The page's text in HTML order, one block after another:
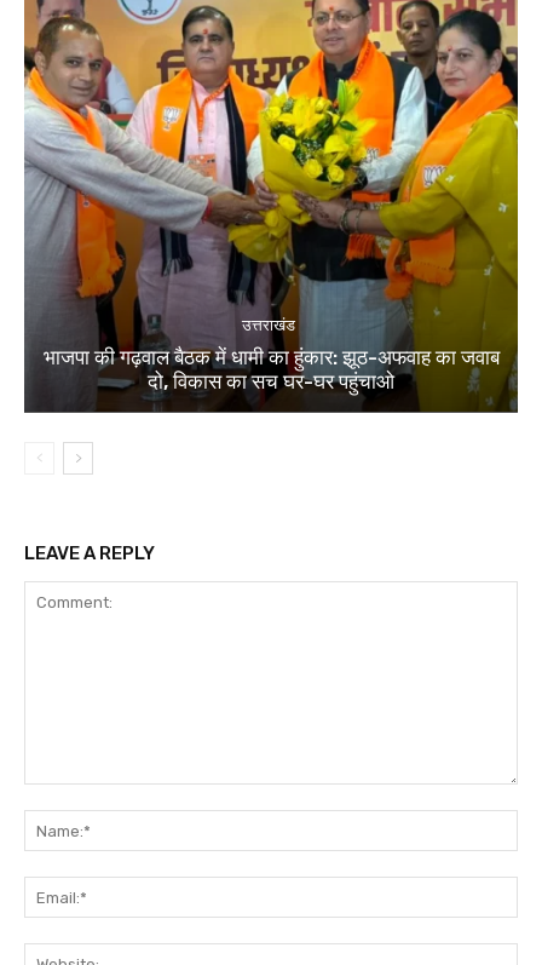
उत्तराखंड
भाजपा की गढ़वाल बैठक में धामी का हुंकार: झूठ-अफवाह का जवाब
दो, विकास का सच घर-घर पहुंचाओ
LEAVE A REPLY